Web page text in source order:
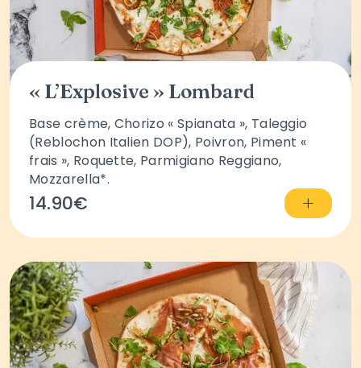
« L’Explosive » Lombard
Base crème, Chorizo « Spianata », Taleggio
(Reblochon Italien DOP), Poivron, Piment «
frais », Roquette, Parmigiano Reggiano,
Mozzarella*.
14.90€ +